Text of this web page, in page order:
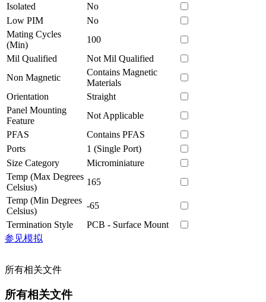
Isolated
No
Low PIM
No
Mating Cycles
(Min)
100
Mil Qualified
Not Mil Qualified
Non Magnetic
Contains Magnetic
Materials
Orientation
Straight
Panel Mounting
Feature
Not Applicable
PFAS
Contains PFAS
Ports
1 (Single Port)
Size Category
Microminiature
Temp (Max Degrees
Celsius)
165
Temp (Min Degrees
Celsius)
-65
Termination Style
PCB - Surface Mount
参见模拟
所有相关文件
所有相关文件